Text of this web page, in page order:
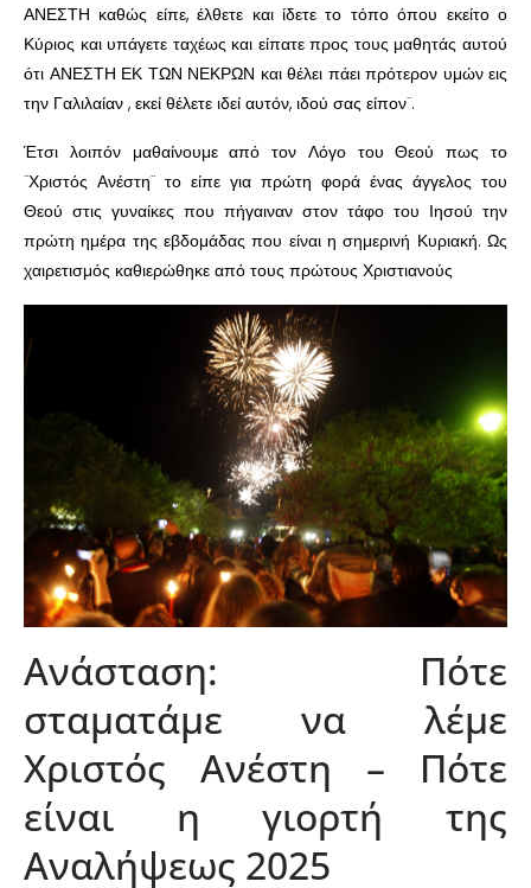
ΑΝΕΣΤΗ καθώς είπε, έλθετε και ίδετε το τόπο όπου εκείτο ο
Κύριος και υπάγετε ταχέως και είπατε προς τους μαθητάς αυτού
ότι ΑΝΕΣΤΗ ΕΚ ΤΩΝ ΝΕΚΡΩΝ και θέλει πάει πρότερον υμών εις
την Γαλιλαίαν , εκεί θέλετε ιδεί αυτόν, ιδού σας είπον¨.
Έτσι λοιπόν μαθαίνουμε από τον Λόγο του Θεού πως το
¨Χριστός Ανέστη¨ το είπε για πρώτη φορά ένας άγγελος του
Θεού στις γυναίκες που πήγαιναν στον τάφο του Ιησού την
πρώτη ημέρα της εβδομάδας που είναι η σημερινή Κυριακή. Ως
χαιρετισμός καθιερώθηκε από τους πρώτους Χριστιανούς
Ανάσταση: Πότε
σταματάμε να λέμε
Χριστός Ανέστη – Πότε
είναι η γιορτή της
Αναλήψεως 2025